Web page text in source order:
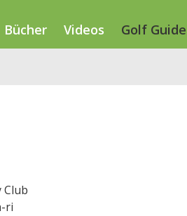
Bücher Videos Golf Guide
Club
ri